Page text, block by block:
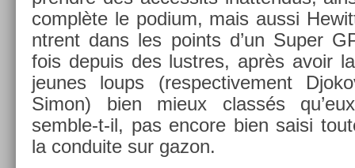
complète le podium, mais aussi
ntrent dans les points d’un Super
fois de­puis des lustres, après avoir
jeunes loups (re­spec­tive­ment
Simon) bien mieux classés
semble-t-il, pas en­core bien saisi
la con­duite sur gazon.